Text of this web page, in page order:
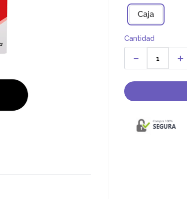
Caja
Cantidad
＋
－